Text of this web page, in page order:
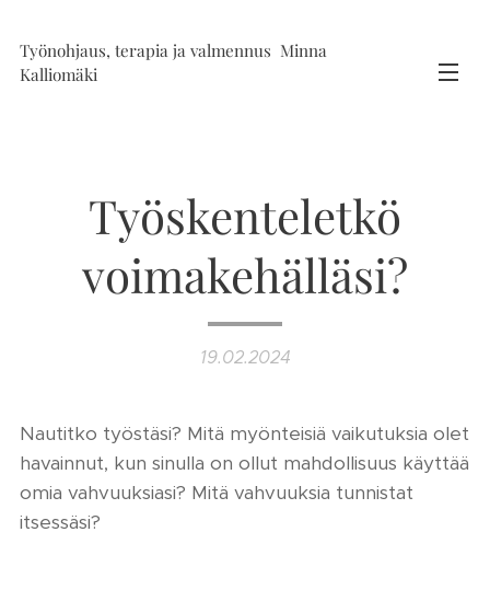
Työnohjaus, terapia ja valmennus Minna
Kalliomäki
Työskenteletkö
voimakehälläsi?
19.02.2024
Nautitko työstäsi? Mitä myönteisiä vaikutuksia olet
havainnut, kun sinulla on ollut mahdollisuus käyttää
omia vahvuuksiasi? Mitä vahvuuksia tunnistat
itsessäsi?